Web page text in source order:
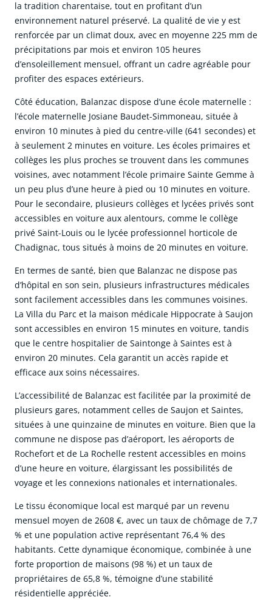
la tradition charentaise, tout en profitant d’un
environnement naturel préservé. La qualité de vie y est
renforcée par un climat doux, avec en moyenne 225 mm de
précipitations par mois et environ 105 heures
d’ensoleillement mensuel, offrant un cadre agréable pour
profiter des espaces extérieurs.
Côté éducation, Balanzac dispose d’une école maternelle :
l’école maternelle Josiane Baudet-Simmoneau, située à
environ 10 minutes à pied du centre-ville (641 secondes) et
à seulement 2 minutes en voiture. Les écoles primaires et
collèges les plus proches se trouvent dans les communes
voisines, avec notamment l’école primaire Sainte Gemme à
un peu plus d’une heure à pied ou 10 minutes en voiture.
Pour le secondaire, plusieurs collèges et lycées privés sont
accessibles en voiture aux alentours, comme le collège
privé Saint-Louis ou le lycée professionnel horticole de
Chadignac, tous situés à moins de 20 minutes en voiture.
En termes de santé, bien que Balanzac ne dispose pas
d’hôpital en son sein, plusieurs infrastructures médicales
sont facilement accessibles dans les communes voisines.
La Villa du Parc et la maison médicale Hippocrate à Saujon
sont accessibles en environ 15 minutes en voiture, tandis
que le centre hospitalier de Saintonge à Saintes est à
environ 20 minutes. Cela garantit un accès rapide et
efficace aux soins nécessaires.
L’accessibilité de Balanzac est facilitée par la proximité de
plusieurs gares, notamment celles de Saujon et Saintes,
situées à une quinzaine de minutes en voiture. Bien que la
commune ne dispose pas d’aéroport, les aéroports de
Rochefort et de La Rochelle restent accessibles en moins
d’une heure en voiture, élargissant les possibilités de
voyage et les connexions nationales et internationales.
Le tissu économique local est marqué par un revenu
mensuel moyen de 2608 €, avec un taux de chômage de 7,7
% et une population active représentant 76,4 % des
habitants. Cette dynamique économique, combinée à une
forte proportion de maisons (98 %) et un taux de
propriétaires de 65,8 %, témoigne d’une stabilité
résidentielle appréciée.